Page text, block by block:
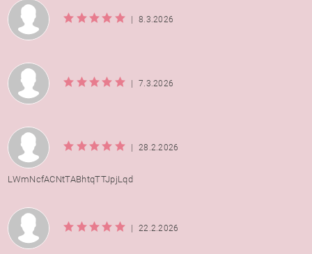
8.3.2026
7.3.2026
28.2.2026
LWmNcfACNtTABhtqTTJpjLqd
22.2.2026